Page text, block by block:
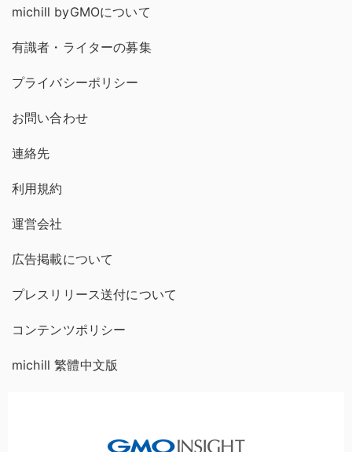
michill byGMOについて
有識者・ライターの募集
プライバシーポリシー
お問い合わせ
連絡先
利用規約
運営会社
広告掲載について
プレスリリース送付について
コンテンツポリシー
michill 繁體中文版